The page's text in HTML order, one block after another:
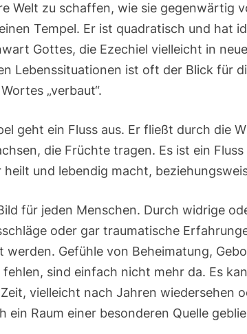
Welt zu schaffen, wie sie gegenwärtig
Tempel. Er ist quadratisch und hat
Gottes, die Ezechiel vielleicht in
Lebenssituationen ist oft der Blick für
„verbaut“.
geht ein Fluss aus. Er fließt durch die
die Früchte tragen. Es ist ein
heilt und lebendig macht,
für jeden Menschen. Durch widrige
oder gar traumatische
werden. Gefühle von Beheimatung,
fehlen, sind einfach nicht mehr da. Es
vielleicht nach Jahren wiedersehen
ein Raum einer besonderen Quelle